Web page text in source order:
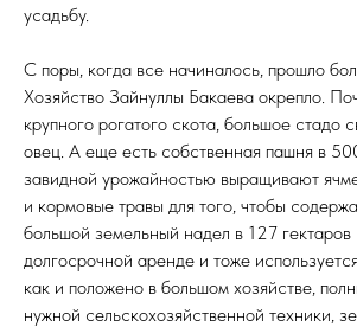
усадьбу.
С поры, когда все начиналось, прошло
Хозяйство Зайнуллы Бакаева окрепло.
крупного рогатого скота, большое стадо
овец. А еще есть собственная пашня в
завидной урожайностью выращивают
и кормовые травы для того, чтобы
большой земельный надел в 127 гектаров
долгосрочной аренде и тоже
как и положено в большом хозяйстве,
нужной сельскохозяйственной техники,